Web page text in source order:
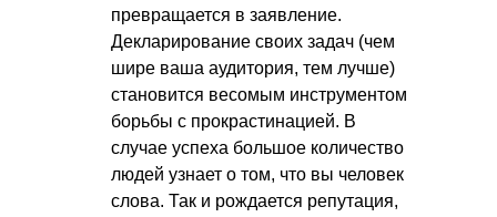
превращается в заявление.
Декларирование своих задач (чем
шире ваша аудитория, тем лучше)
становится весомым инструментом
борьбы с прокрастинацией. В
случае успеха большое количество
людей узнает о том, что вы человек
слова. Так и рождается репутация,